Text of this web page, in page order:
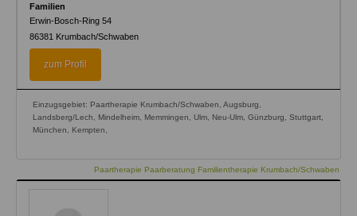
Familien
Erwin-Bosch-Ring 54
86381 Krumbach/Schwaben
zum Profil
Einzugsgebiet: Paartherapie Krumbach/Schwaben, Augsburg,
Landsberg/Lech, Mindelheim, Memmingen, Ulm, Neu-Ulm, Günzburg, Stuttgart,
München, Kempten,
Paartherapie Paarberatung Familientherapie Krumbach/Schwaben